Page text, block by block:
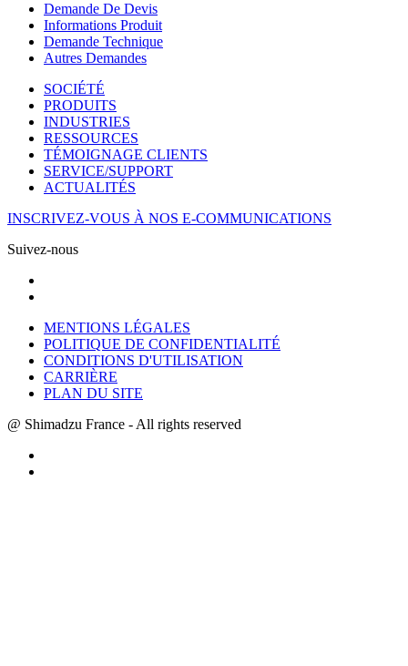
Demande De Devis
Informations Produit
Demande Technique
Autres Demandes
SOCIÉTÉ
PRODUITS
INDUSTRIES
RESSOURCES
TÉMOIGNAGE CLIENTS
SERVICE/SUPPORT
ACTUALITÉS
INSCRIVEZ-VOUS À NOS E-COMMUNICATIONS
Suivez-nous
MENTIONS LÉGALES
POLITIQUE DE CONFIDENTIALITÉ
CONDITIONS D'UTILISATION
CARRIÈRE
PLAN DU SITE
@ Shimadzu France - All rights reserved